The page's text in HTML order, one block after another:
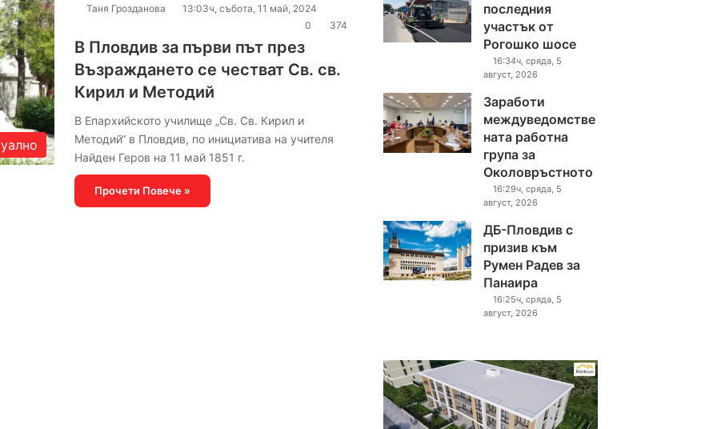
Таня Грозданова
13:03ч, събота, 11 май, 2024
0
374
В Пловдив за първи път през
Възраждането се честват Св. св.
Кирил и Методий
В Епархийското училище „Св. Св. Кирил и
Методий“ в Пловдив, по инициатива на учителя
Найден Геров на 11 май 1851 г.
Прочети Повече »
последния
участък от
Рогошко шосе
16:34ч, сряда, 5
август, 2026
Заработи
междуведомстве
ната работна
група за
Околовръстното
16:29ч, сряда, 5
август, 2026
ДБ-Пловдив с
призив към
Румен Радев за
Панаира
16:25ч, сряда, 5
август, 2026